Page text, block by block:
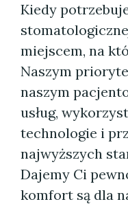
Kiedy
miejscem, na
Naszym
naszym
usług,
technologie i
najwyższych
Dajemy Ci
komfort są dla